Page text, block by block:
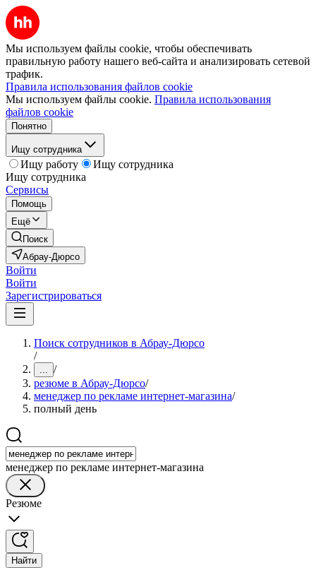
Мы используем файлы cookie, чтобы обеспечивать
правильную работу нашего веб-сайта и анализировать сетевой
трафик.
Правила использования файлов cookie
Мы используем файлы cookie. Правила использования
файлов cookie
Понятно
Ищу сотрудника
Ищу работу
Ищу сотрудника
Ищу сотрудника
Сервисы
Помощь
Ещё
Поиск
Абрау-Дюрсо
Войти
Войти
Зарегистрироваться
Поиск сотрудников в Абрау-Дюрсо
/
... /
резюме в Абрау-Дюрсо/
менеджер по рекламе интернет-магазина/
полный день
менеджер по рекламе интернет-магазина
Резюме
Найти